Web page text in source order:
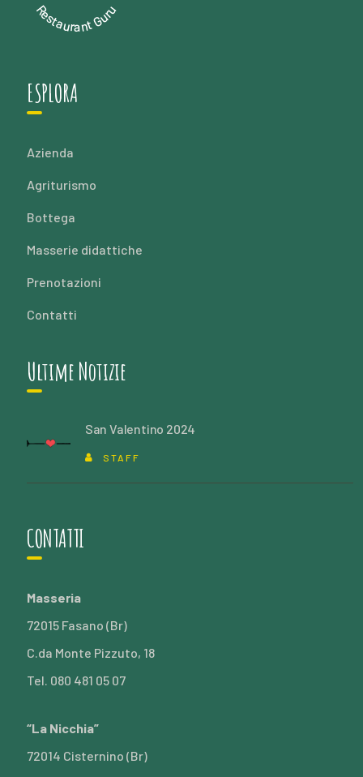
Restaurant Guru
ESPLORA
Azienda
Agriturismo
Bottega
Masserie didattiche
Prenotazioni
Contatti
Ultime Notizie
San Valentino 2024
STAFF
CONTATTI
Masseria
72015 Fasano (Br)
C.da Monte Pizzuto, 18
Tel. 080 481 05 07
“La Nicchia”
72014 Cisternino (Br)